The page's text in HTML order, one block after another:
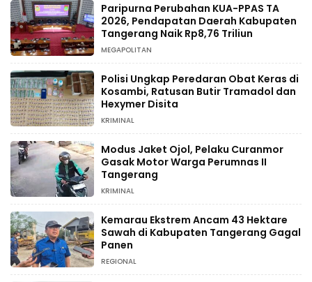
Paripurna Perubahan KUA-PPAS TA
2026, Pendapatan Daerah Kabupaten
Tangerang Naik Rp8,76 Triliun
MEGAPOLITAN
Polisi Ungkap Peredaran Obat Keras di
Kosambi, Ratusan Butir Tramadol dan
Hexymer Disita
KRIMINAL
Modus Jaket Ojol, Pelaku Curanmor
Gasak Motor Warga Perumnas II
Tangerang
KRIMINAL
Kemarau Ekstrem Ancam 43 Hektare
Sawah di Kabupaten Tangerang Gagal
Panen
REGIONAL